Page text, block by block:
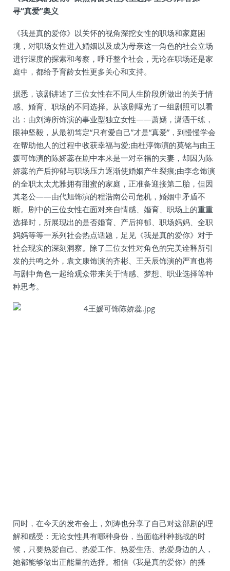
寻“真爱”奥义
《我是真的爱你》以关怀的视角深挖女性的职场和家庭困
境，对职场女性进入婚姻以及成为母亲这一角色的社会立场
进行深度的探索和考察，呼吁整个社会，无论在职场还是家
庭中，都给予育龄女性更多关心和支持。
据悉，该剧讲述了三位女性在不同人生阶段所做出的关于情
感、婚育、职场的不同选择。从该剧曝光了一组剧照可以看
出：由刘涛所饰演的事业型独立女性——萧嫣，潇洒干练，
眼神坚毅，从最初笃定“只有爱自己”才是“真爱”，到慢慢学会
在帮助他人的过程中收获幸福与爱;由杜淳饰演的莫铭与由王
媛可饰演的陈娇蕊在剧中本来是一对幸福的夫妻，却因为陈
娇蕊的产后抑郁与职场压力逐渐使婚姻产生裂痕;由李念饰演
的全职太太尤雅拥有甜蜜的家庭，正准备迎接第二胎，但因
其老公——由代旭饰演的程浩南公司危机，婚姻中矛盾不
断。剧中的三位女性在面对来自情感、婚育、职场上的重重
选择时，所展现出的是否婚育、产后抑郁、职场妈妈、全职
妈妈等等一系列社会热点话题，足见《我是真的爱你》对于
社会现实的深刻洞察。除了三位女性对角色的完美诠释所引
发的共鸣之外，袁文康饰演的齐彬、王天辰饰演的严直也将
与剧中角色一起给观众带来关于情感、梦想、职业选择等种
种思考。
同时，在今天的发布会上，刘涛也分享了自己对这部剧的理
解和感受：无论女性具有哪种身份，当面临种种挑战的时
候，只要热爱自己、热爱工作、热爱生活、热爱身边的人，
她都能够做出正能量的选择。相信《我是真的爱你》的播